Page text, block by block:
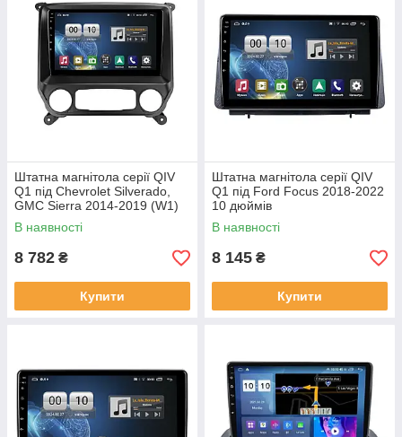
Штатна магнітола серії QIV
Q1 під Chevrolet Silverado,
GMC Sierra 2014-2019 (W1)
10 дюймів
В наявності
8 782 ₴
Купити
Штатна магнітола серії QIV
Q1 під Ford Focus 2018-2022
10 дюймів
В наявності
8 145 ₴
Купити